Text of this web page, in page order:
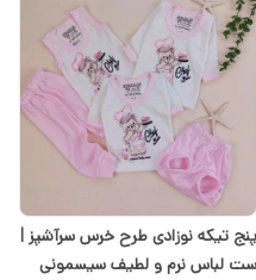
پنج تیکه نوزادی طرح خرس سرآشپز |
ست لباس نرم و لطیف سیسمونی